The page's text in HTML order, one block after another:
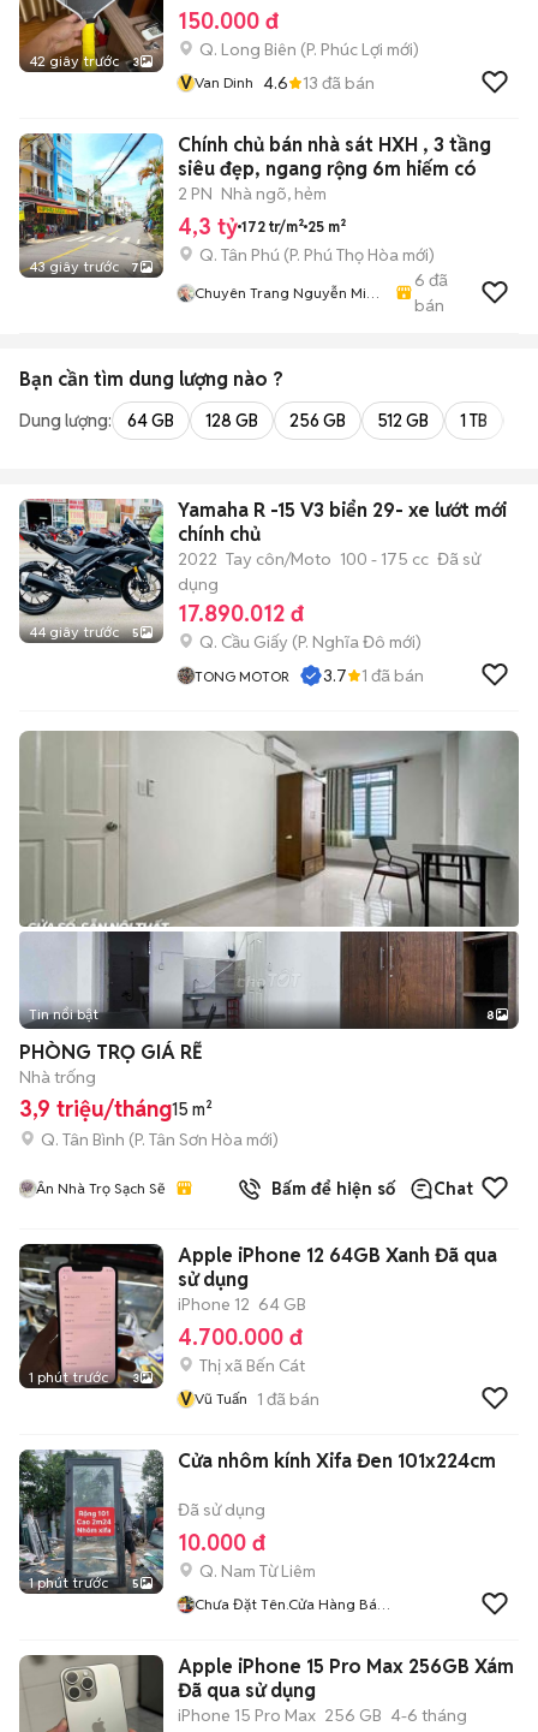
42 giây trước 3
150.000 đ
Q. Long Biên (P. Phúc Lợi mới)
VVan Dinh 4.6 13 đã bán
43 giây trước 7
Chính chủ bán nhà sát HXH , 3 tầng
siêu đẹp, ngang rộng 6m hiếm có
2 PN Nhà ngõ, hẻm
4,3 tỷ 172 tr/m² 25 m²
Q. Tân Phú (P. Phú Thọ Hòa mới)
Chuyên Trang Nguyễn Minh
6 đã
bán
Bạn cần tìm dung lượng nào ?
Dung lượng: 64 GB 128 GB 256 GB 512 GB 1 TB
44 giây trước 5
Yamaha R -15 V3 biển 29- xe lướt mới
chính chủ
2022 Tay côn/Moto 100 - 175 cc Đã sử
dụng
17.890.012 đ
Q. Cầu Giấy (P. Nghĩa Đô mới)
TONG MOTOR 3.7 1 đã bán
+2
Tin nổi bật 8
PHÒNG TRỌ GIÁ RẼ
Nhà trống
3,9 triệu/tháng15 m²
Q. Tân Bình (P. Tân Sơn Hòa mới)
Ân Nhà Trọ Sạch Sẽ Bấm để hiện số Chat
1 phút trước 3
Apple iPhone 12 64GB Xanh Đã qua
sử dụng
iPhone 12 64 GB
4.700.000 đ
Thị xã Bến Cát
VVũ Tuấn 1 đã bán
1 phút trước 5
Cửa nhôm kính Xifa Đen 101x224cm
Đã sử dụng
10.000 đ
Q. Nam Từ Liêm
Chưa Đặt Tên.cửa Hàng Bán
Apple iPhone 15 Pro Max 256GB Xám
Đã qua sử dụng
iPhone 15 Pro Max 256 GB 4-6 tháng